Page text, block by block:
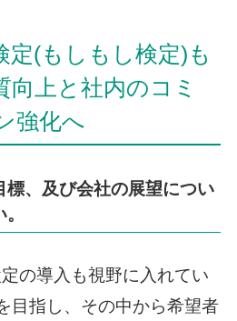
定(もしもし検定)も
向上と社内のコミ
強化へ
標、及び会社の展望につい
の導入も視野に入れてい
目指し、その中から希望者